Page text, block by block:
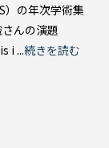
）の年次学術集
んの演題
i ...続きを読む